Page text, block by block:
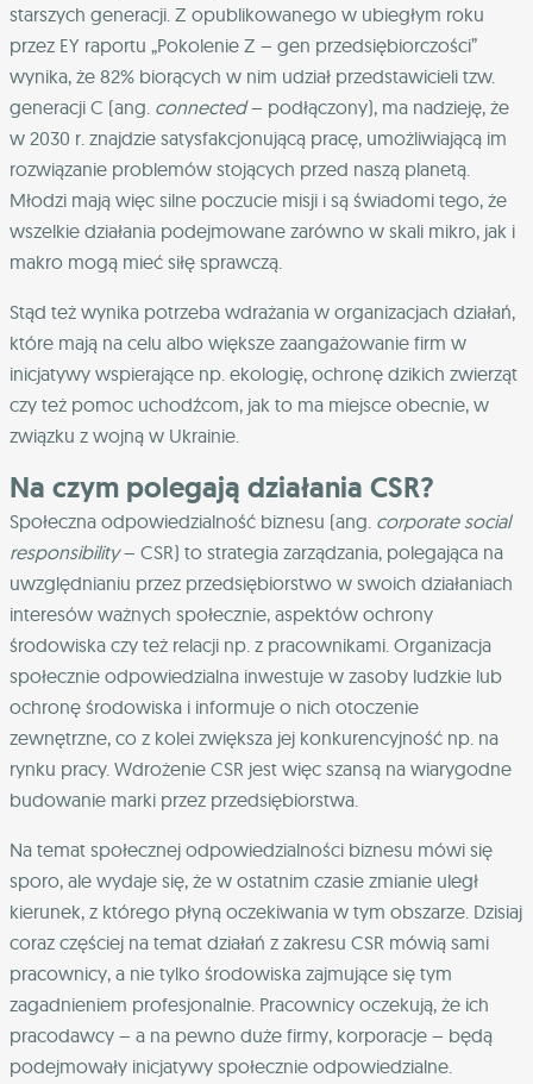
starszych generacji. Z opublikowanego w ubiegłym roku
przez EY raportu „Pokolenie Z – gen przedsiębiorczości”
wynika, że 82% biorących w nim udział przedstawicieli tzw.
generacji C (ang. connected– podłączony), ma nadzieję, że
w 2030 r. znajdzie satysfakcjonującą pracę, umożliwiającą im
rozwiązanie problemów stojących przed naszą planetą.
Młodzi mają więc silne poczucie misji i są świadomi tego, że
wszelkie działania podejmowane zarówno w skali mikro, jak i
makro mogą mieć siłę sprawczą.
Stąd też wynika potrzeba wdrażania w organizacjach działań,
które mają na celu albo większe zaangażowanie firm w
inicjatywy wspierające np. ekologię, ochronę dzikich zwierząt
czy też pomoc uchodźcom, jak to ma miejsce obecnie, w
związku z wojną w Ukrainie.
Na czym polegają działania CSR?
Społeczna odpowiedzialność biznesu (ang. corporate social
responsibility– CSR) to strategia zarządzania, polegająca na
uwzględnianiu przez przedsiębiorstwo w swoich działaniach
interesów ważnych społecznie, aspektów ochrony
środowiska czy też relacji np. z pracownikami. Organizacja
społecznie odpowiedzialna inwestuje w zasoby ludzkie lub
ochronę środowiska i informuje o nich otoczenie
zewnętrzne, co z kolei zwiększa jej konkurencyjność np. na
rynku pracy. Wdrożenie CSR jest więc szansą na wiarygodne
budowanie marki przez przedsiębiorstwa.
Na temat społecznej odpowiedzialności biznesu mówi się
sporo, ale wydaje się, że w ostatnim czasie zmianie uległ
kierunek, z którego płyną oczekiwania w tym obszarze. Dzisiaj
coraz częściej na temat działań z zakresu CSR mówią sami
pracownicy, a nie tylko środowiska zajmujące się tym
zagadnieniem profesjonalnie. Pracownicy oczekują, że ich
pracodawcy – a na pewno duże firmy, korporacje – będą
podejmowały inicjatywy społecznie odpowiedzialne.